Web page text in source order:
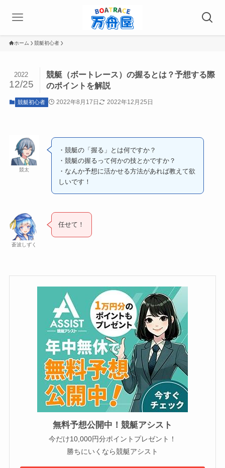
ホーム 競艇初心者
競艇（ボートレース）の握るとは？予想する際
のポイントを解説
2022
12/25
競艇初心者 2022年8月17日 2022年12月25日
競太
・競艇の「握る」とは何ですか？
・競艇の握るって何かの技とかですか？
・なんか予想に活かせる方法があれば教えて欲
しいです！
蒼波しずく
任せて！
無料予想公開中！競艇アシスト
今だけ10,000円分ポイントプレゼント！
勝ちにいくなら競艇アシスト